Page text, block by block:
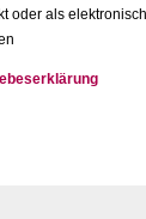
oder als